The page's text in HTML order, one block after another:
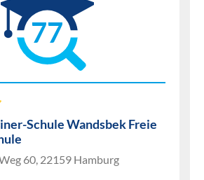
77
Schule Wandsbek Freie
60, 22159 Hamburg